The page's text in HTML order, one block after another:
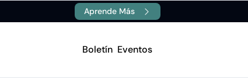
Aprende Más
Boletín
Canales
Aprende
Eventos